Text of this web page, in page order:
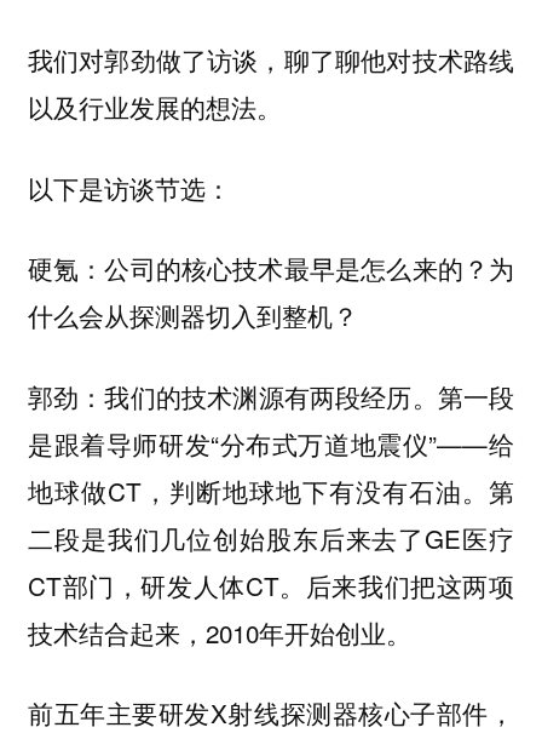
我们对郭劲做了访谈，聊了聊他对技术路线
以及行业发展的想法。
以下是访谈节选：
硬氪：公司的核心技术最早是怎么来的？为
什么会从探测器切入到整机？
郭劲：我们的技术渊源有两段经历。第一段
是跟着导师研发“分布式万道地震仪”——给
地球做CT，判断地球地下有没有石油。第
二段是我们几位创始股东后来去了GE医疗
CT部门，研发人体CT。后来我们把这两项
技术结合起来，2010年开始创业。
前五年主要研发X射线探测器核心子部件，